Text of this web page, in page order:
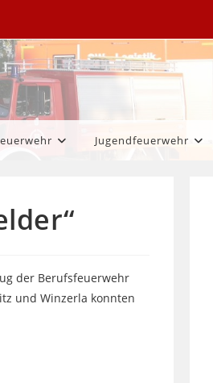
Jugendfeuerwehr
der Berufsfeuerwehr
und Winzerla konnten